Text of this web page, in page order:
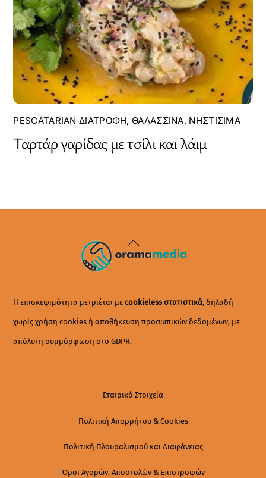
PESCATARIAN ΔΙΑΤΡΟΦΉ, ΘΑΛΑΣΣΙΝΆ, ΝΗΣΤΊΣΙΜΑ
Ταρτάρ γαρίδας με τσίλι και λάιμ
Back
To
Η επισκεψιμότητα μετριέται μεcookieless στατιστικά, δηλαδή
χωρίς χρήση cookies ή αποθήκευση προσωπικών δεδομένων, με
απόλυτη συμμόρφωση στο GDPR.
Εταιρικά Στοιχεία
Πολιτική Απορρήτου & Cookies
Πολιτική Πλουραλισμού και Διαφάνειας
Όροι Αγορών, Αποστολών & Επιστροφών